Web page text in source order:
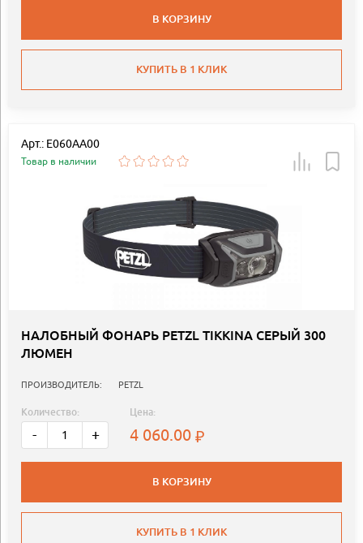
В КОРЗИНУ
КУПИТЬ В 1 КЛИК
Арт.: E060AA00
Товар в наличии
НАЛОБНЫЙ ФОНАРЬ PETZL TIKKINA СЕРЫЙ 300
ЛЮМЕН
ПРОИЗВОДИТЕЛЬ: PETZL
Количество:
- +
Цена:
4 060.00
В КОРЗИНУ
КУПИТЬ В 1 КЛИК